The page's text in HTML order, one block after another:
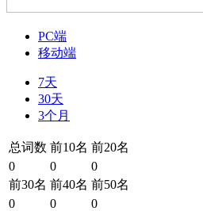
PC端
移动端
7天
30天
3个月
总词数 前10名 前20名
0
0
0
前30名 前40名 前50名
0
0 0